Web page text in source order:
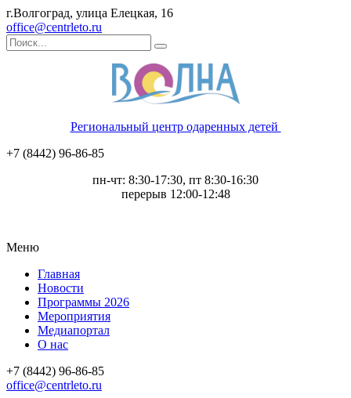
г.Волгоград, улица Елецкая, 16
office@centrleto.ru
Региональный центр одаренных детей
+7 (8442) 96-86-85
пн-чт: 8:30-17:30, пт 8:30-16:30
перерыв 12:00-12:48
Меню
Главная
Новости
Программы 2026
Мероприятия
Медиапортал
О нас
+7 (8442) 96-86-85
office@centrleto.ru